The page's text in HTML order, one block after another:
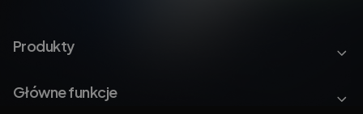
Produkty
Główne funkcje